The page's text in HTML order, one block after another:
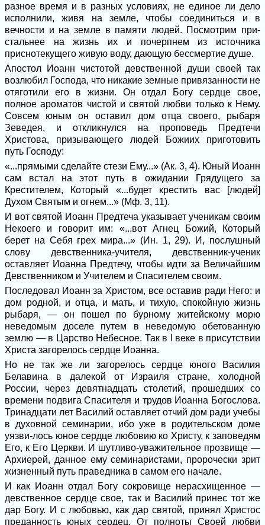
разное время и в разных условиях, не единое ли дело
исполнили, живя на земле, чтобы соединиться и в
вечности и на земле в памяти людей. Посмотрим при­
стальнее на жизнь их и почерпнем из ис­точника
приснотекущего живую воду, да­ющую бессмертие душе.
Апостол Иоанн чистотой девственной души своей так
возлюбил Господа, что никакие земные привязанности не
отяго­тили его в жизни. Он отдал Богу сердце свое,
полное ароматов чистой и святой любви только к Нему.
Совсем юным он оставил дом отца своего, рыбаря
Зеведея, и откликнулся на проповедь Предтечи
Христова, призывающего людей Божиих приготовить
путь Господу:
«...прямыми сделайте стези Ему...» (Ак. 3, 4). Юный Иоанн
сам встал на этот путь в ожидании Грядущего за
Крестителем, Который «...будет крестить вас [людей]
Духом Свя­тым и огнем...» (Мф. 3, 11).
И вот святой Иоанн Предтеча указыва­ет ученикам своим
Некоего и говорит им: «...вот Агнец Божий, Который
берет на Себя грех мира...» (Ин. 1, 29). И, послуш­ный
слову девственника-учителя, девствен­ник-ученик
оставляет Иоанна Предтечу, чтобы идти за Величайшим
Девственни­ком и Учителем и Спасителем своим.
Последовал Иоанн за Христом, все оставив ради Него: и
дом родной, и отца, и мать, и тихую, спокойную жизнь
рыба­ря, — он пошел по бурному житейскому морю
неведомым доселе путем в неведо­мую обетованную
землю — в Царство Небесное. Так в I веке в присутствии
Христа загорелось сердце Иоанна.
Но не так же ли загорелось сердце юного Василия
Белавина в далекой от Израиля стране, холодной
России, через девятнад­цать столетий, прошедших со
времени под­вига Спасителя и трудов Иоанна Богосло­ва.
Тринадцати лет Василий оставляет отчий дом ради учебы
в духовной семина­рии, ибо уже в родительском доме
уязви-лось юное сердце любовию ко Христу, к заповедям
Его, к Его Церкви. И шутли­во-уважительное прозвище —
Архиерей, данное ему семинаристами, пророчески зрит
жизненный путь праведника в самом его начале.
И как Иоанн отдал Богу сокровище нерасхищенное —
девственное сердце свое, так и Василий принес тот же
дар Богу. И с любовью, как дар святой, принял Хрис­тос
преданность юных сердец. От полноты Своей любви